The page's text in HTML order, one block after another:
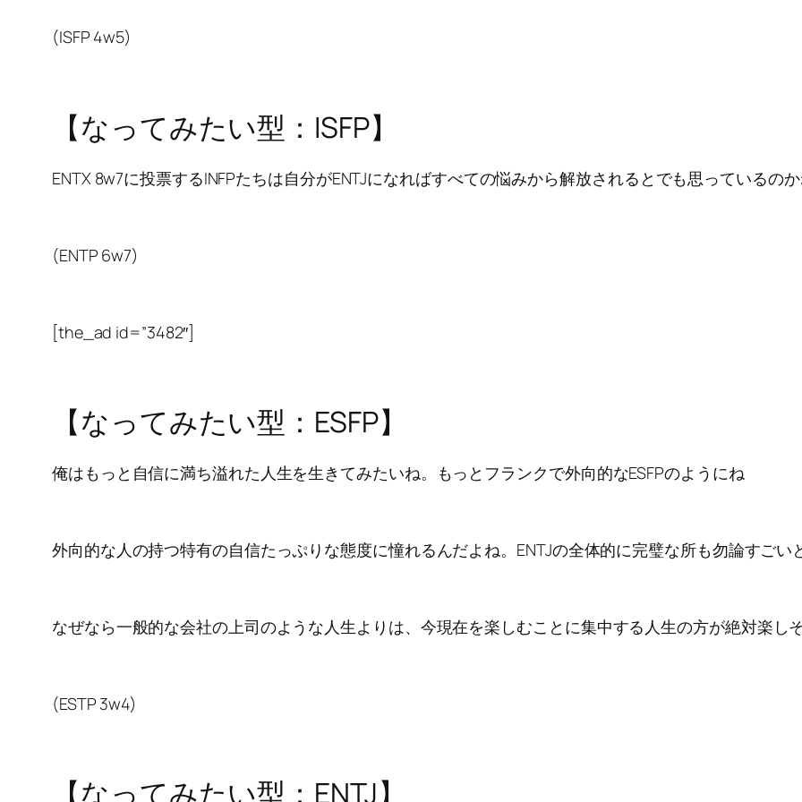
(ISFP 4w5)
【なってみたい型：ISFP】
ENTX 8w7に投票するINFPたちは自分がENTJになればすべての悩みから解放されるとでも思っているの
(ENTP 6w7)
[the_ad id=”3482″]
【なってみたい型：ESFP】
俺はもっと自信に満ち溢れた人生を生きてみたいね。もっとフランクで外向的なESFPのようにね
外向的な人の持つ特有の自信たっぷりな態度に憧れるんだよね。ENTJの全体的に完璧な所も勿論すごい
なぜなら一般的な会社の上司のような人生よりは、今現在を楽しむことに集中する人生の方が絶対楽し
(ESTP 3w4)
【なってみたい型：ENTJ】